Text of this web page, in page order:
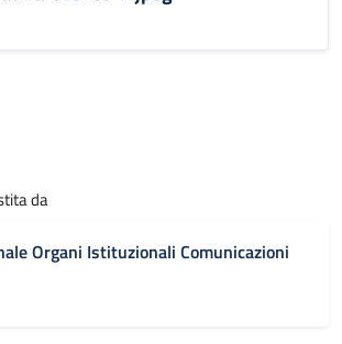
da
Organi Istituzionali Comunicazioni